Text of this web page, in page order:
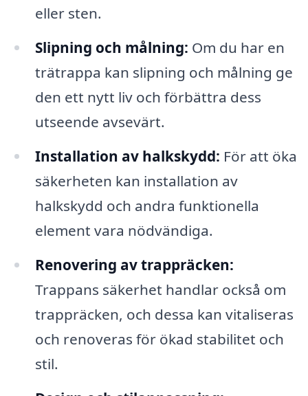
eller sten.
Slipning och målning: Om du har en
trätrappa kan slipning och målning ge
den ett nytt liv och förbättra dess
utseende avsevärt.
Installation av halkskydd: För att öka
säkerheten kan installation av
halkskydd och andra funktionella
element vara nödvändiga.
Renovering av trappräcken:
Trappans säkerhet handlar också om
trappräcken, och dessa kan vitaliseras
och renoveras för ökad stabilitet och
stil.